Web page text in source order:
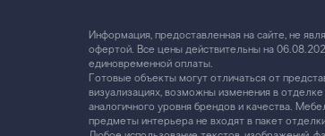
Информация, предоставленная на сайте, не
офертой. Все цены действительны на
единовременной оплаты.
Готовые объекты могут отличаться от
визуализациях, возможны изменения в
аналогичного уровня брендов и качества.
предметы интерьера не входят в пакет